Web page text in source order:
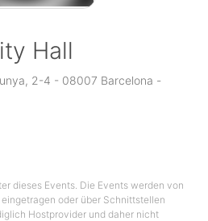
monday/
up and receive discounts!
Hall
2-4 - 08007 Barcelona -
dieses Events. Die Events werden von
oder über Schnittstellen
Hostprovider und daher nicht